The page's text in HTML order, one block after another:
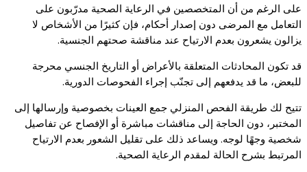
على الرغم من أن المتخصصين في الرعاية الصحية مدرّبون على
التعامل مع المرضى دون إصدار أحكام، فإن كثيرًا من الأشخاص لا
يزالون يشعرون بعدم الارتياح عند مناقشة صحتهم الجنسية.
قد تكون المحادثات المتعلقة بالأعراض أو التاريخ الجنسي محرجة
للبعض، ما قد يدفعهم إلى تجنّب إجراء الفحوصات الدورية.
تتيح لك طريقة الفحص المنزلي جمع العينات بخصوصية وإرسالها إلى
المختبر، دون الحاجة إلى مناقشات مباشرة أو الإفصاح عن تفاصيل
شخصية وجهًا لوجه. ويساعد ذلك على تقليل الشعور بعدم الارتياح
المرتبط بشرح الحالة لمقدم الرعاية الصحية.